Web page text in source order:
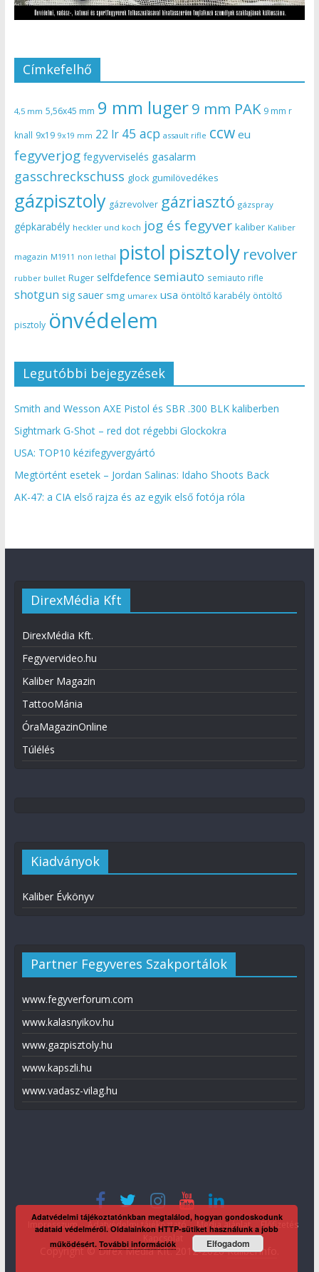
Címkefelhő
4,5 mm 5,56x45 mm 9 mm luger9 mm PAK 9 mm r
knall 9x19 9x19 mm 22 lr 45 acp assault rifle ccw eu
fegyverjog fegyverviselés gasalarm
gasschreckschuss glock gumilövedékes
gázpisztoly gázrevolver gázriasztó gázspray
gépkarabély heckler und koch jog és fegyver kaliber Kaliber
magazin M1911 non lethal pistol pisztoly revolver
rubber bullet Ruger selfdefence semiauto semiauto rifle
shotgun sig sauer smg umarex usa öntöltő karabély öntöltő
pisztoly önvédelem
Legutóbbi bejegyzések
Smith and Wesson AXE Pistol és SBR .300 BLK kaliberben
Sightmark G-Shot – red dot régebbi Glockokra
USA: TOP10 kézifegyvergyártó
Megtörtént esetek – Jordan Salinas: Idaho Shoots Back
AK-47: a CIA első rajza és az egyik első fotója róla
DirexMédia Kft
DirexMédia Kft.
Fegyvervideo.hu
Kaliber Magazin
TattooMánia
ÓraMagazinOnline
Túlélés
Kiadványok
Kaliber Évkönyv
Partner Fegyveres Szakportálok
www.fegyverforum.com
www.kalasnyikov.hu
www.gazpisztoly.hu
www.kapszli.hu
www.vadasz-vilag.hu
Impresszum Adatvédelmi tájékoztató Média ajánlat
Előfizetés
Copyright © Direx Média Kft. 2012-2026KaliberInfo
Adatvédelmi tájékoztatónkban megtalálod, hogyan gondoskodunk
adataid védelméről. Oldalainkon HTTP-sütiket használunk a jobb
működésért.További információk Elfogadom